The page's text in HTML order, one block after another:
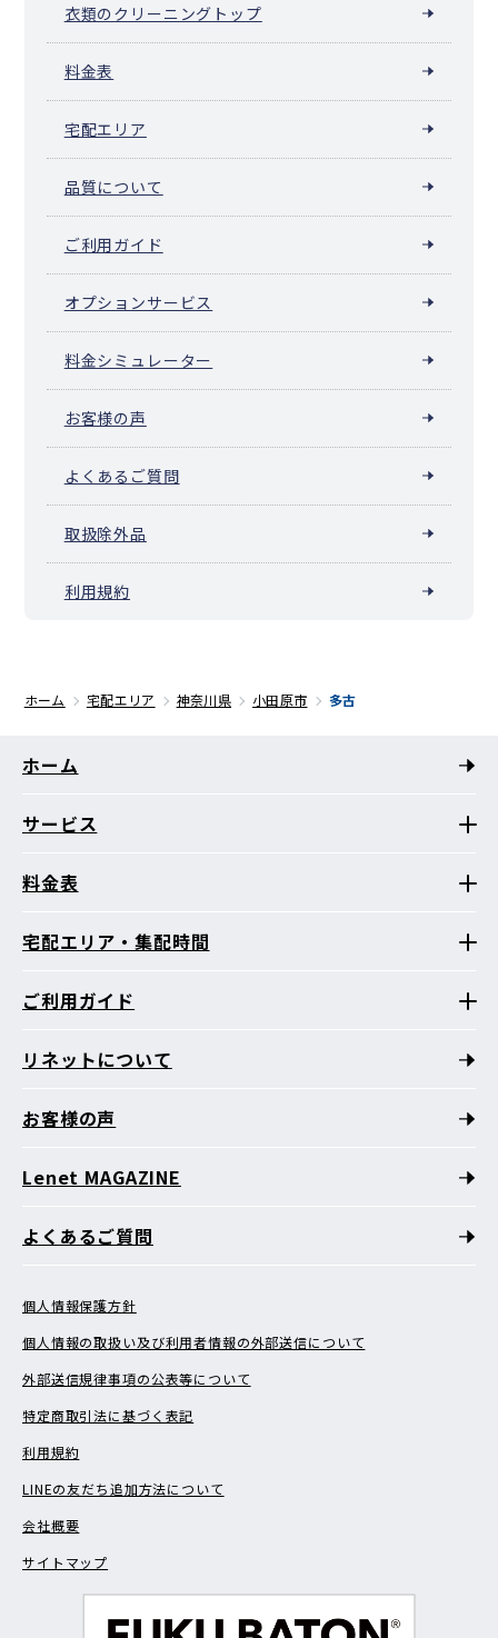
衣類のクリーニングトップ
料金表
宅配エリア
品質について
ご利用ガイド
オプションサービス
料金シミュレーター
お客様の声
よくあるご質問
取扱除外品
利用規約
ホーム 宅配エリア 神奈川県 小田原市 多古
ホーム
サービス
料金表
宅配エリア・集配時間
ご利用ガイド
リネットについて
お客様の声
Lenet MAGAZINE
よくあるご質問
個人情報保護方針
個人情報の取扱い及び利用者情報の外部送信について
外部送信規律事項の公表等について
特定商取引法に基づく表記
利用規約
LINEの友だち追加方法について
会社概要
サイトマップ